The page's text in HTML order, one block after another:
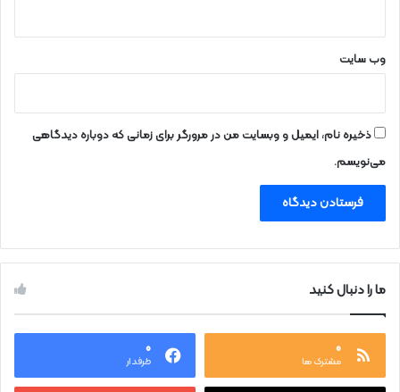
وب‌ سایت
ذخیره نام، ایمیل و وبسایت من در مرورگر برای زمانی که دوباره دیدگاهی
می‌نویسم.
ما را دنبال کنید
۰
مشترک ها
۰
طرفدار